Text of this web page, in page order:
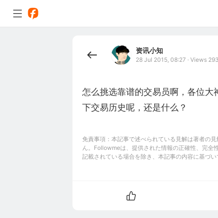
资讯小知
28 Jul 2015, 08:27 · Views
怎么挑选靠谱的交易员啊，各位
下交易历史呢，还是什么？
免責事項：本記事で述べられている見解は著者の
ん。Followmeは、提供された情報の正確性、完全
記載されている場合を除き、本記事の内容に基づ